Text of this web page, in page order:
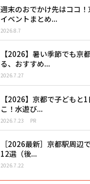
週末のおでかけ先はココ
イベントまとめ...
2026.8.7
【2026】暑い季節でも京
る、おすすめ...
2026.7.27
【2026】京都で子どもと
こ！水遊び...
2026.7.23 PR
［2026最新］京都駅周辺
12選（後...
2026.7.22